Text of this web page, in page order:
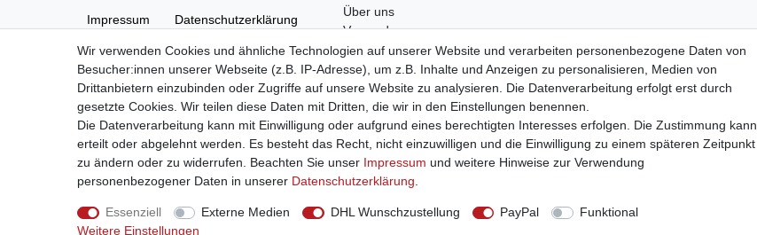
Impressum Daten­schutz­erklärung
AGB Barrierefreiheitserklärung
Widerrufs­recht
Vertrag widerrufen Kontakt
Über uns
Versand
Kontakt
Links
Hilfe
Wir verwenden Cookies und ähnliche Technologien auf unserer Website und verarbeiten personenbezogene Daten von
Besucher:innen unserer Webseite (z.B. IP-Adresse), um z.B. Inhalte und Anzeigen zu personalisieren, Medien von
Drittanbietern einzubinden oder Zugriffe auf unsere Website zu analysieren. Die Datenverarbeitung erfolgt erst durch
gesetzte Cookies. Wir teilen diese Daten mit Dritten, die wir in den Einstellungen benennen.
Die Datenverarbeitung kann mit Einwilligung oder aufgrund eines berechtigten Interesses erfolgen. Die Zustimmung kann
erteilt oder abgelehnt werden. Es besteht das Recht, nicht einzuwilligen und die Einwilligung zu einem späteren Zeitpunkt
zu ändern oder zu widerrufen. Beachten Sie unser Impressum und weitere Hinweise zur Verwendung
personenbezogener Daten in unserer Daten­schutz­erklärung
Essenziell Externe Medien DHL Wunschzustellung PayPal
Funktional
Weitere Einstellungen